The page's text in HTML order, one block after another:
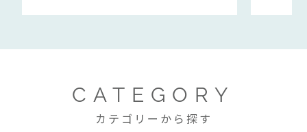
CATEGORY
カテゴリーから探す